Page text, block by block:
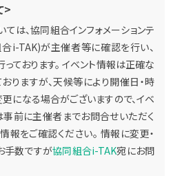
>
ては、協同組合インフォメーションテ
i-TAK)が主催者等に確認を行い、
ております。 イベント情報は正確な
りますが、天候等により開催日・時
更になる場合がございますので、イベ
前に主催者までお問合せいただく
報をご確認ください。 情報に変更・
手数ですが協同組合i-TAK宛にお問